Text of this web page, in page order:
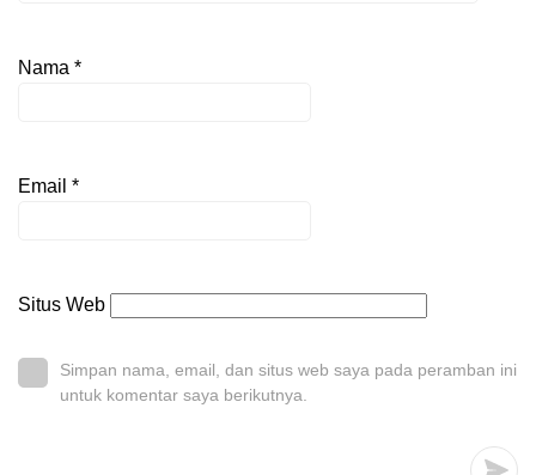
Nama *
Email *
Situs Web
Simpan nama, email, dan situs web saya pada peramban ini
untuk komentar saya berikutnya.